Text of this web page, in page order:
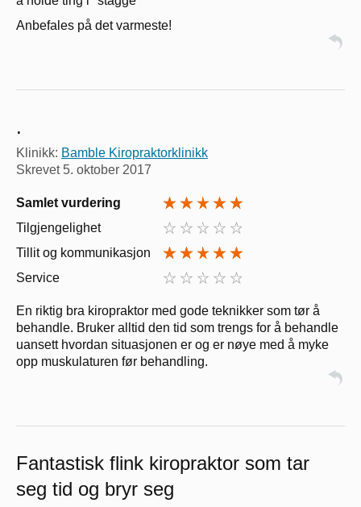
Anbefales på det varmeste!
.
Klinikk: Bamble Kiropraktorklinikk
Skrevet 5. oktober 2017
Samlet vurdering
Tilgjengelighet
Tillit og kommunikasjon
Service
En riktig bra kiropraktor med gode teknikker som tør å
behandle. Bruker alltid den tid som trengs for å behandle
uansett hvordan situasjonen er og er nøye med å myke
opp muskulaturen før behandling.
Fantastisk flink kiropraktor som tar
seg tid og bryr seg